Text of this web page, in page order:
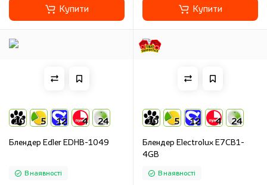
Купити Купити
10 5 12 4 24
Блендер Edler EDHB-1049
В наявності
10 5 12 4 24
Блендер Electrolux E7CB1-
4GB
В наявності